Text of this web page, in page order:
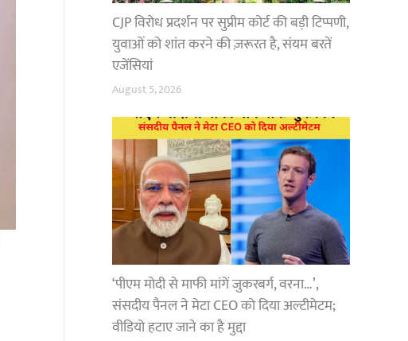
CJP विरोध प्रदर्शन पर सुप्रीम कोर्ट की बड़ी टिप्पणी,
युवाओं को शांत करने की ज़रूरत है, संयम बरतें
एजेंसियां
August 5, 2026
‘पीएम मोदी से माफी मांगें जुकरबर्ग, वरना…’,
संसदीय पैनल ने मेटा CEO को दिया अल्टीमेटम;
वीडियो हटाए जाने का है मुद्दा